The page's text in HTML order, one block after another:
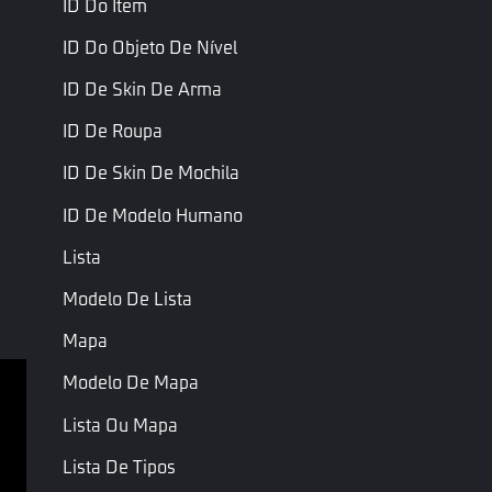
ID Do Objeto De Nível
ID De Skin De Arma
ID De Roupa
ID De Skin De Mochila
ID De Modelo Humano
Lista
Modelo De Lista
Mapa
Modelo De Mapa
Lista Ou Mapa
Lista De Tipos
adição de componentes personalizados ou as propriedades dos
componentes.
Dicas
componentes.
Componentes personalizados são aqueles que você pode
Apenas componentes personalizados permitem adição e
Última Página
Termos de serviço
Política de Privacidade